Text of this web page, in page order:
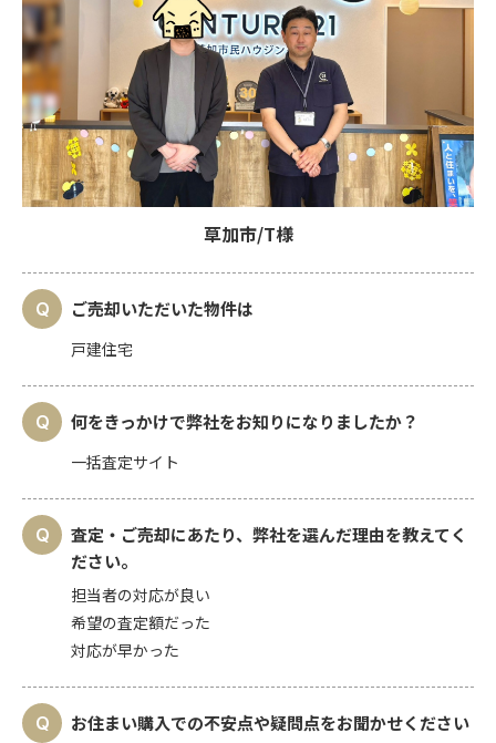
草加市/T様
ご売却いただいた物件は
戸建住宅
何をきっかけで弊社をお知りになりましたか？
一括査定サイト
査定・ご売却にあたり、弊社を選んだ理由を教えてく
ださい。
担当者の対応が良い
希望の査定額だった
対応が早かった
お住まい購入での不安点や疑問点をお聞かせください